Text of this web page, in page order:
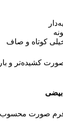
کوتاه و صاف
کشیده‌تر و
فرم صورت